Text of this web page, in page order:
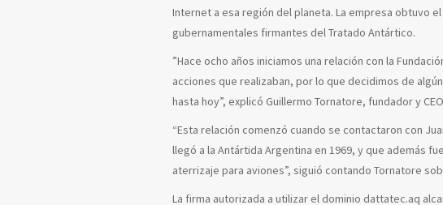
Internet a esa región del planeta. La empresa obtuvo
gubernamentales firmantes del Tratado Antártico.
”Hace ocho años iniciamos una relación con la
acciones que realizaban, por lo que decidimos de
hasta hoy”, explicó Guillermo Tornatore, fundador y
“Esta relación comenzó cuando se contactaron con
llegó a la Antártida Argentina en 1969, y que además
aterrizaje para aviones”, siguió contando Tornatore
La firma autorizada a utilizar el dominio dattatec.aq